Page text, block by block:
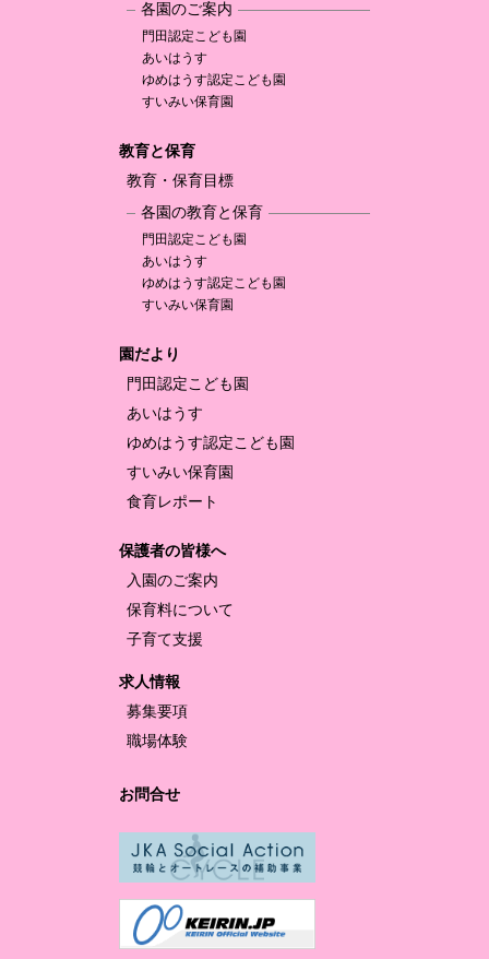
各園のご案内
門田認定こども園
あいはうす
ゆめはうす認定こども園
すいみい保育園
教育と保育
教育・保育目標
各園の教育と保育
門田認定こども園
あいはうす
ゆめはうす認定こども園
すいみい保育園
園だより
門田認定こども園
あいはうす
ゆめはうす認定こども園
すいみい保育園
食育レポート
保護者の皆様へ
入園のご案内
保育料について
子育て支援
求人情報
募集要項
職場体験
お問合せ